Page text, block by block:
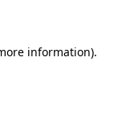
information).